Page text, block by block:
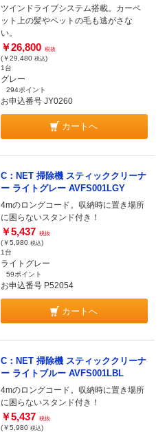
ツインドライブシステム搭載。カーペ
ット上の髪やペットの毛も逃がさな
い。
￥26,800 税抜
(￥29,480 税込)
1台
グレー
294ポイント
お申込番号 JY0260
カートへ
C：NET 掃除機 スティッククリーナ
ー ライトグレー AVFS001LGY
4mのロングコード。収納時に置き場所
に困らないスタンド付き！
￥5,437 税抜
(￥5,980 税込)
1台
ライトグレー
59ポイント
お申込番号 P52054
カートへ
C：NET 掃除機 スティッククリーナ
ー ライトブルー AVFS001LBL
4mのロングコード。収納時に置き場所
に困らないスタンド付き！
￥5,437 税抜
(￥5,980 税込)